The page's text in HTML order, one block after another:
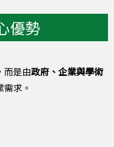
優勢
而是由政府、企業與學術
需求。